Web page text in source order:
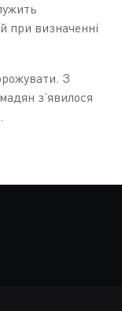
при визначенні
З
з’явилося
тобто він